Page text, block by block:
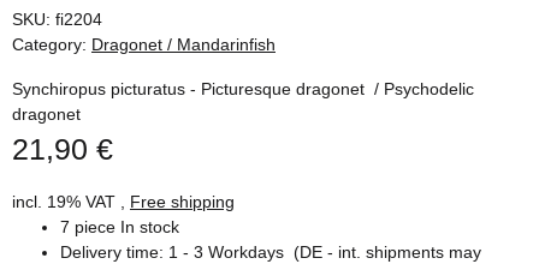
SKU: fi2204
Category: Dragonet / Mandarinfish
Synchiropus picturatus - Picturesque dragonet / Psychodelic
dragonet
21,90 €
incl. 19% VAT , Free shipping
7 piece In stock
Delivery time: 1 - 3 Workdays (DE - int. shipments may